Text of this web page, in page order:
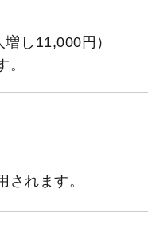
し11,000円）
れます。